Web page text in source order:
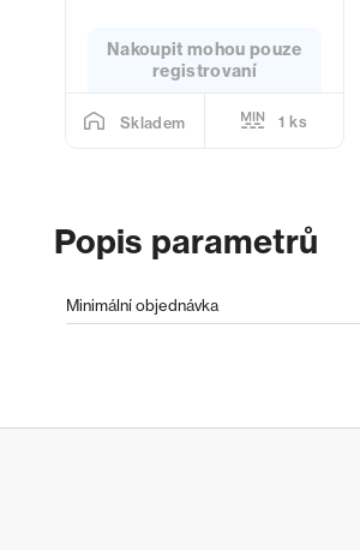
Nakoupit mohou pouze
registrovaní
Skladem 1 ks
Popis parametrů
Minimální objednávka